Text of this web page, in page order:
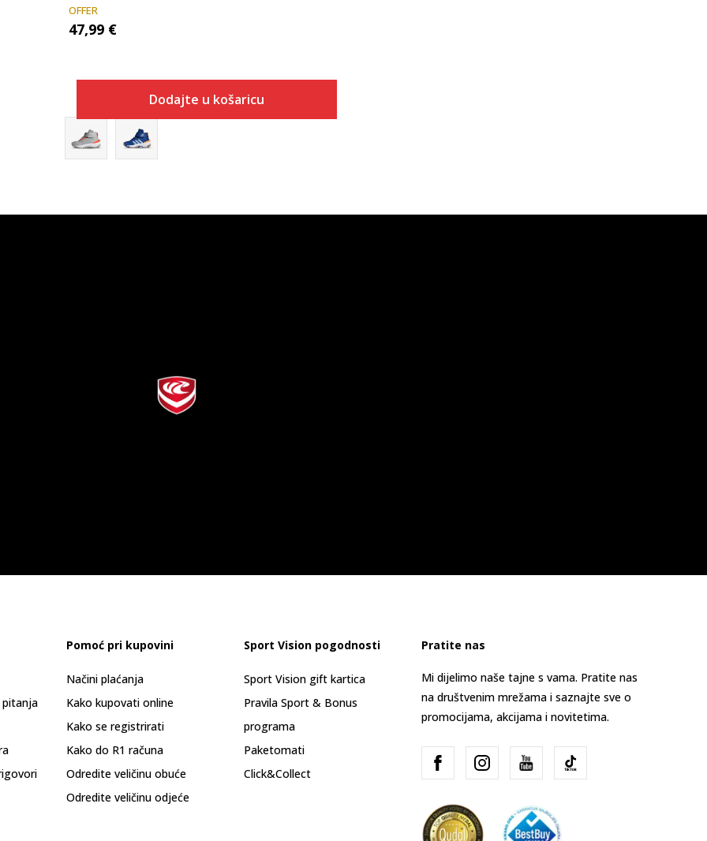
OFFER
47,99 €
Dodajte u košaricu
pitanja
Pomoć pri kupovini
Načini plaćanja
Kako kupovati online
Kako se registrirati
Kako do R1 računa
Odredite veličinu obuće
Odredite veličinu odjeće
Sport Vision pogodnosti
Sport Vision gift kartica
Pravila Sport & Bonus
programa
Paketomati
Click&Collect
Pratite nas
Mi dijelimo naše tajne s vama. Pratite nas
na društvenim mrežama i saznajte sve o
promocijama, akcijama i novitetima.